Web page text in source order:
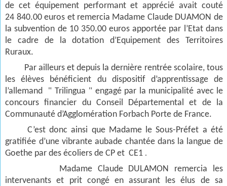
de cet équipement performant et apprécié avait couté
24 840.00 euros et remercia Madame Claude DUAMON de
la subvention de 10 350.00 euros apportée par l’Etat dans
le cadre de la dotation d’Equipement des Territoires
Ruraux.
Par ailleurs et depuis la dernière rentrée scolaire, tous
les élèves bénéficient du dispositif d’apprentissage de
l’allemand
"Trilingua "engagé par la municipalité avec le
concours financier du Conseil Départemental et de la
Communauté d’Agglomération Forbach Porte de France.
C’est donc ainsi que Madame le Sous-Préfet a été
gratifiée d’une vibrante aubade chantée dans la langue de
Goethe par des écoliers de CP et CE1 .
Madame Claude DULAMON remercia les
intervenants et prit congé en assurant les élus de sa